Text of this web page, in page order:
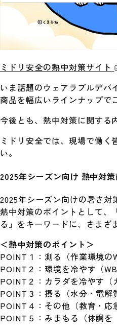
ミドリ安全の熱中対策サイト
いま話題のウェアラブルデバ
商品を幅広いラインナップで
今後とも、熱中対策に関する
ミドリ安全では、現場で働
い。
2025年シーズン向け 熱中対
2025年シーズン向けの暑さ対
熱中対策のポイントとして、
る」をキーワードに、さまざ
＜熱中対策のポイント＞
POINT１：測る（作業環境の
POINT２：環境を冷やす（
POINT２：カラダを冷やす（
POINT３：摂る（水分・電解
POINT４：その他（教育・応
POINT５：みまもる（体調を